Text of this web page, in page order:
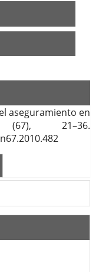
aseguramiento en
21–36.